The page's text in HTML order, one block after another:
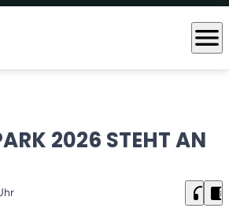
menu
2026 STEHT AN
headphones chrome_reader_mode